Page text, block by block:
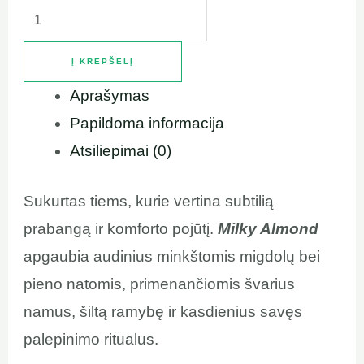
Į KREPŠELĮ
Aprašymas
Papildoma informacija
Atsiliepimai (0)
Sukurtas tiems, kurie vertina subtilią
prabangą ir komforto pojūtį.Milky Almond
apgaubia audinius minkštomis migdolų bei
pieno natomis, primenančiomis švarius
namus, šiltą ramybę ir kasdienius savęs
palepinimo ritualus.